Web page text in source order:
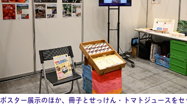
ポスター展示のほか、冊子とせっけん・トマトジュースをセ